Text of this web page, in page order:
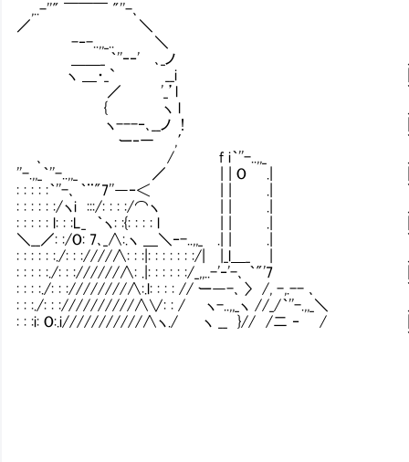
,..-''" ￣￣￣ "''-､
／ ＼
-‐-..,,_.. ＼
＿＿_ ｀''‐‐' ､_ノ ／【コメント】￣
ヽ ＿・_` __i | 匂 わ
／ '_’l ＼＿＿＿＿＿＿＿＿
{ ヽ l ／【コメント】￣￣￣￣
ヽ---‐､__ノ ! | やだ……
ー‐一 ,′ ＼＿＿＿＿＿＿＿＿
､ / f i｀''-..,,_ ／【コメント】￣￣
''-.,,_｀''-..,,_ ／ | | O .| | おまえが
: : : : :｀''-､ ｀¨"7''―‐＜ | | .| ＼＿＿＿＿
: : : : : :/ヽi :::/: : : :/⌒ヽ | | .| ／【コメント】
: : : : : l: : :L_ ｀ヽ: :{: : : : l | | .| | シノン
＼__／: :/O: 7､_∧:.ヽ ＿＼‐-..,,_ .| | .| ＼＿＿
: : : : : :./: : :////∧: : :|: : : : : : :/| |_l＿_ | ／【コメン
: : : : :./: : ://////∧: .|: : : : : :/_,,..-'‐'-､ ｀"'7 | フォ
: : : :./: : :////////∧:.l: : : : // ー―-､ 〉 /, -,.-- ､ ＼＿＿
: : :./: : ://////////∧∨: : / ヽ-..,,_ヽ //_/｀''-.,,_＼ ／【コ
: : :i: O:.i///////////∧ヽ./ ヽ __ }// /二 ‐ / | 彼氏と
＼＿＿＿＿＿＿＿＿＿＿